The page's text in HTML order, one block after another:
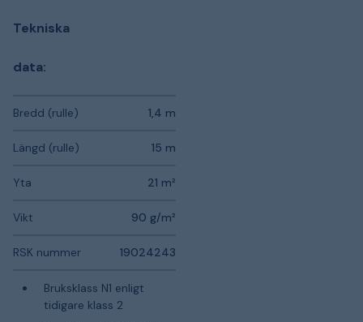
Tekniska
data:
Bredd (rulle) 1,4 m
Längd (rulle) 15 m
Yta 21 m²
Vikt 90 g/m²
RSK nummer 19024243
Bruksklass N1 enligt
tidigare klass 2